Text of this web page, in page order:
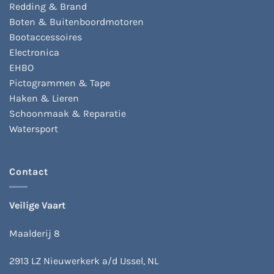
Redding & Brand
Boten & Buitenboordmotoren
Bootaccessoires
Electronica
EHBO
Pictogrammen & Tape
Haken & Lieren
Schoonmaak & Reparatie
Watersport
Contact
Veilige Vaart
Maalderij 8
2913 LZ Nieuwerkerk a/d IJssel, NL